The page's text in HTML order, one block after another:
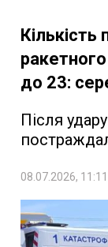
до 23:
Після
08.07.2026, 11:11